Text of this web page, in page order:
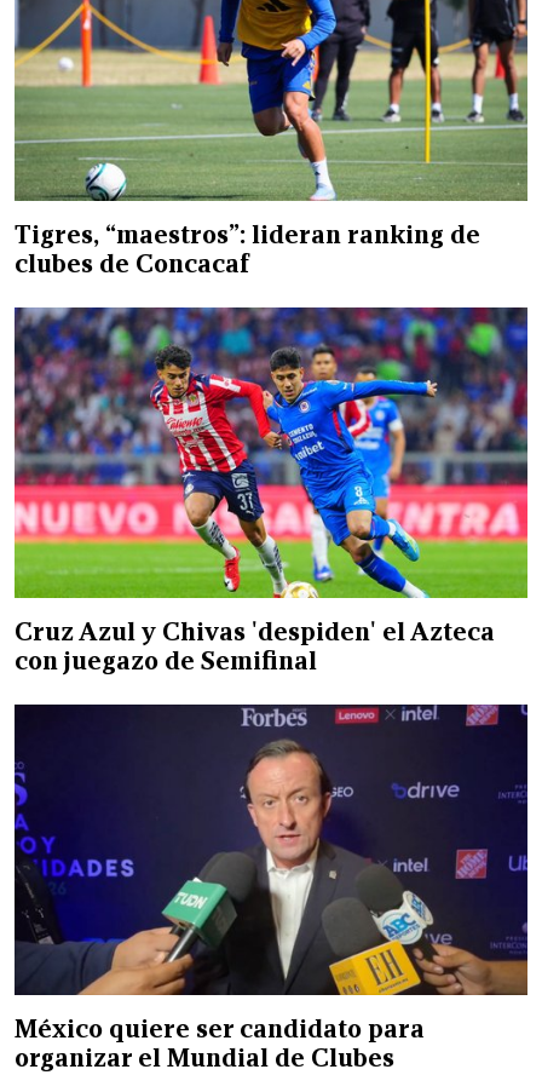
Tigres, “maestros”: lideran ranking de
clubes de Concacaf
Cruz Azul y Chivas 'despiden' el Azteca
con juegazo de Semifinal
México quiere ser candidato para
organizar el Mundial de Clubes